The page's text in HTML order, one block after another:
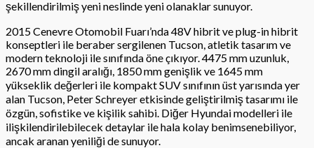
şekillendirilmiş yeni neslinde yeni olanaklar sunuyor.
2015 Cenevre Otomobil Fuarı’nda 48V hibrit ve plug-in hibrit
konseptleri ile beraber sergilenen Tucson, atletik tasarım ve
modern teknoloji ile sınıfında öne çıkıyor. 4475 mm uzunluk,
2670 mm dingil aralığı, 1850 mm genişlik ve 1645 mm
yükseklik değerleri ile kompakt SUV sınıfının üst yarısında yer
alan Tucson, Peter Schreyer etkisinde geliştirilmiş tasarımı ile
özgün, sofistike ve kişilik sahibi. Diğer Hyundai modelleri ile
ilişkilendirilebilecek detaylar ile hala kolay benimsenebiliyor,
ancak aranan yeniliği de sunuyor.